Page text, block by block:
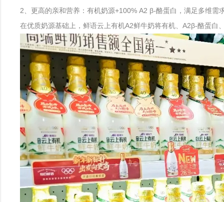
2、更高的亲和营养：有机奶源+100% A2 β-酪蛋白，满足多维需
在优质奶源基础上，鲜语云上有机A2鲜牛奶将有机、A2β-酪蛋白